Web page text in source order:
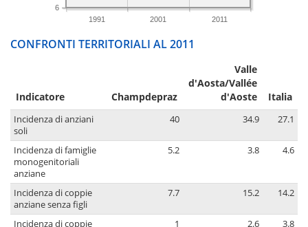
1991 2001 2011
6
CONFRONTI TERRITORIALI AL 2011
Indicatore Champdepraz
Valle
d'Aosta/Vallée
d'Aoste
Italia
Incidenza di anziani
soli
40 34.9 27.1
Incidenza di famiglie
monogenitoriali
anziane
5.2 3.8 4.6
Incidenza di coppie
anziane senza figli
7.7 15.2 14.2
Incidenza di coppie 1 2.6 3.8